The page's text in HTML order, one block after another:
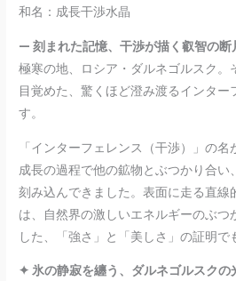
和名：成長干渉水晶
— 刻まれた記憶、干渉が描く叡智の
極寒の地、ロシア・ダルネゴルスク。
目覚めた、驚くほど澄み渡るインタ
す。
「インターフェレンス（干渉）」の
成長の過程で他の鉱物とぶつかり合い
刻み込んできました。表面に走る直線
は、自然界の激しいエネルギーのぶつ
した、「強さ」と「美しさ」の証明で
✦ 氷の静寂を纏う、ダルネゴルスクの